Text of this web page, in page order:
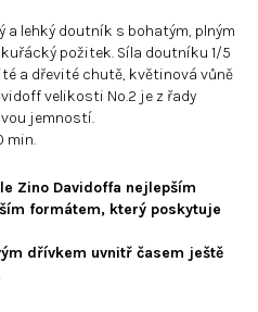
a lehký doutník s bohatým, plným
požitek. Síla doutníku 1/5
a dřevité chutě, květinová vůně
velikosti No.2 je z řady
jemností.
min.
Zino Davidoffa nejlepším
formátem, který poskytuje
dřívkem uvnitř časem ještě